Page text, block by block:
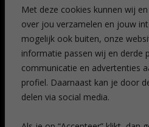
Met deze cookies kunnen wij
over jou verzamelen en jouw
mogelijk ook buiten, onze
informatie passen wij en derde
communicatie en advertenties
profiel. Daarnaast kan je door
delen via social media.
Leiden
Amsterdam
Breda
Favorieten
Mijn art alert
NIEUWSBRIEF